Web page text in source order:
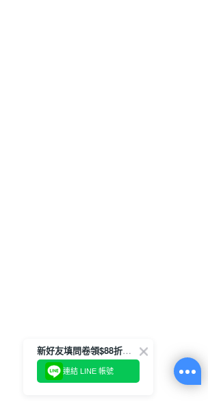
新好友填問卷領$88折扣金
連結 LINE 帳號